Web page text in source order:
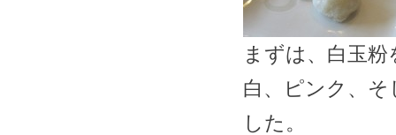
まずは、白玉
白、ピンク、
した。